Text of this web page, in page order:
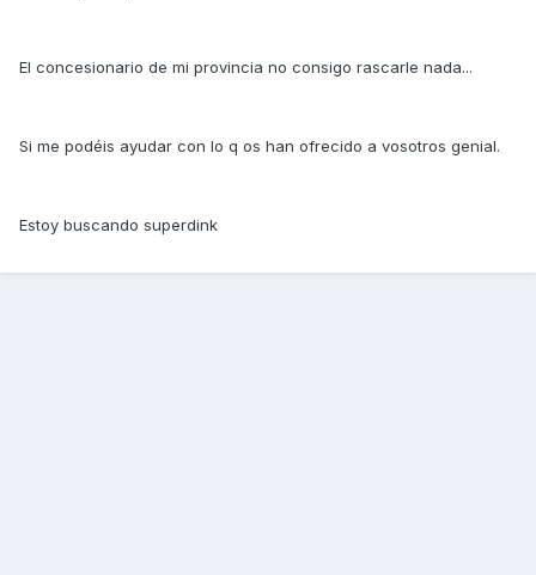
El concesionario de mi provincia no consigo rascarle nada...
Si me podéis ayudar con lo q os han ofrecido a vosotros genial.
Estoy buscando superdink